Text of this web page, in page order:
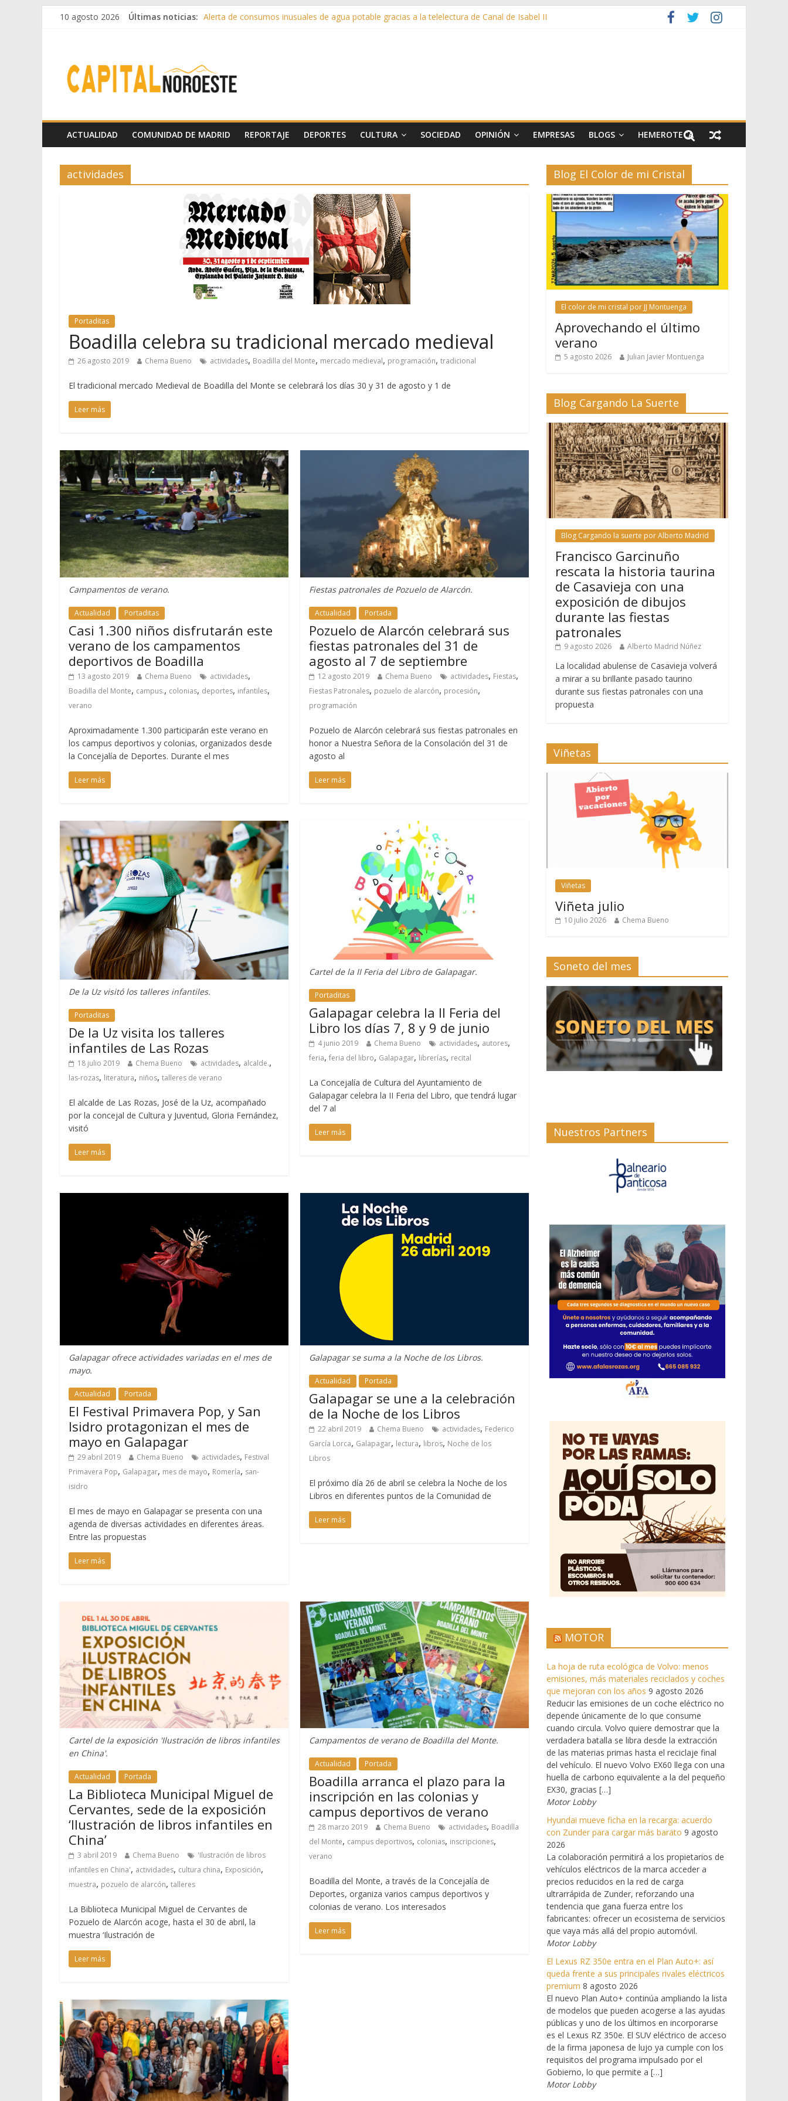
10 agosto 2026 Últimas noticias: Alerta de consumos inusuales de agua potable gracias a la telelectura de Canal de Isabel II
Boadilla destinó más de 11 millones de euros a ayudas y beneficios fiscales en 2025
ACTUALIDAD COMUNIDAD DE MADRID REPORTAJE DEPORTES CULTURA SOCIEDAD OPINIÓN EMPRESAS BLOGS HEMEROTECA
actividades
Portaditas
Boadilla celebra su tradicional mercado medieval
26 agosto 2019 Chema Bueno actividades, Boadilla del Monte, mercado medieval, programación, tradicional
El tradicional mercado Medieval de Boadilla del Monte se celebrará los días 30 y 31 de agosto y 1 de
Leer más
Campamentos de verano.
Actualidad Portaditas
Casi 1.300 niños disfrutarán este
verano de los campamentos
deportivos de Boadilla
13 agosto 2019 Chema Bueno actividades,
Boadilla del Monte, campus., colonias, deportes, infantiles,
verano
Aproximadamente 1.300 participarán este verano en
los campus deportivos y colonias, organizados desde
la Concejalía de Deportes. Durante el mes
Leer más
Fiestas patronales de Pozuelo de Alarcón.
Actualidad Portada
Pozuelo de Alarcón celebrará sus
fiestas patronales del 31 de
agosto al 7 de septiembre
12 agosto 2019 Chema Bueno actividades, Fiestas,
Fiestas Patronales, pozuelo de alarcón, procesión,
programación
Pozuelo de Alarcón celebrará sus fiestas patronales en
honor a Nuestra Señora de la Consolación del 31 de
agosto al
Leer más
De la Uz visitó los talleres infantiles.
Portaditas
De la Uz visita los talleres
infantiles de Las Rozas
18 julio 2019 Chema Bueno actividades, alcalde.,
las-rozas, literatura, niños, talleres de verano
El alcalde de Las Rozas, José de la Uz, acompañado
por la concejal de Cultura y Juventud, Gloria Fernández,
visitó
Leer más
Cartel de la II Feria del Libro de Galapagar.
Portaditas
Galapagar celebra la II Feria del
Libro los días 7, 8 y 9 de junio
4 junio 2019 Chema Bueno actividades, autores,
feria,feria del libro, Galapagar, librerías, recital
La Concejalía de Cultura del Ayuntamiento de
Galapagar celebra la II Feria del Libro, que tendrá lugar
del 7 al
Leer más
Galapagar ofrece actividades variadas en el mes de
mayo.
Actualidad Portada
El Festival Primavera Pop, y San
Isidro protagonizan el mes de
mayo en Galapagar
29 abril 2019 Chema Bueno actividades, Festival
Primavera Pop, Galapagar, mes de mayo, Romería, san-
isidro
El mes de mayo en Galapagar se presenta con una
agenda de diversas actividades en diferentes áreas.
Entre las propuestas
Leer más
Galapagar se suma a la Noche de los Libros.
Actualidad Portada
Galapagar se une a la celebración
de la Noche de los Libros
22 abril 2019 Chema Bueno actividades, Federico
García Lorca, Galapagar, lectura, libros, Noche de los
Libros
El próximo día 26 de abril se celebra la Noche de los
Libros en diferentes puntos de la Comunidad de
Leer más
Cartel de la exposición 'Ilustración de libros infantiles
en China'.
Actualidad Portada
La Biblioteca Municipal Miguel de
Cervantes, sede de la exposición
‘Ilustración de libros infantiles en
China’
3 abril 2019 Chema Bueno
'Ilustración de libros
infantiles en China', actividades, cultura china, Exposición,
muestra, pozuelo de alarcón, talleres
La Biblioteca Municipal Miguel de Cervantes de
Pozuelo de Alarcón acoge, hasta el 30 de abril, la
muestra ‘Ilustración de
Leer más
Campamentos de verano de Boadilla del Monte.
Actualidad Portada
Boadilla arranca el plazo para la
inscripción en las colonias y
campus deportivos de verano
28 marzo 2019 Chema Bueno actividades, Boadilla
del Monte, campus deportivos, colonias, inscripciones,
verano
Boadilla del Monte, a través de la Concejalía de
Deportes, organiza varios campus deportivos y
colonias de verano. Los interesados
Leer más
Blog El Color de mi Cristal
El color de mi cristal por JJ Montuenga
Aprovechando el último
verano
5 agosto 2026 Julian Javier Montuenga
Blog Cargando La Suerte
Blog Cargando la suerte por Alberto Madrid
Francisco Garcinuño
rescata la historia taurina
de Casavieja con una
exposición de dibujos
durante las fiestas
patronales
9 agosto 2026 Alberto Madrid Núñez
La localidad abulense de Casavieja volverá
a mirar a su brillante pasado taurino
durante sus fiestas patronales con una
propuesta
Viñetas
Viñetas
Viñeta julio
10 julio 2026 Chema Bueno
Soneto del mes
Nuestros Partners
MOTOR
La hoja de ruta ecológica de Volvo: menos
emisiones, más materiales reciclados y coches
que mejoran con los años 9 agosto 2026
Reducir las emisiones de un coche eléctrico no
depende únicamente de lo que consume
cuando circula. Volvo quiere demostrar que la
verdadera batalla se libra desde la extracción
de las materias primas hasta el reciclaje final
del vehículo. El nuevo Volvo EX60 llega con una
huella de carbono equivalente a la del pequeño
EX30, gracias […]
Motor Lobby
Hyundai mueve ficha en la recarga: acuerdo
con Zunder para cargar más barato 9 agosto
2026
La colaboración permitirá a los propietarios de
vehículos eléctricos de la marca acceder a
precios reducidos en la red de carga
ultrarrápida de Zunder, reforzando una
tendencia que gana fuerza entre los
fabricantes: ofrecer un ecosistema de servicios
que vaya más allá del propio automóvil.
Motor Lobby
El Lexus RZ 350e entra en el Plan Auto+: así
queda frente a sus principales rivales eléctricos
premium 8 agosto 2026
El nuevo Plan Auto+ continúa ampliando la lista
de modelos que pueden acogerse a las ayudas
públicas y uno de los últimos en incorporarse
es el Lexus RZ 350e. El SUV eléctrico de acceso
de la firma japonesa de lujo ya cumple con los
requisitos del programa impulsado por el
Gobierno, lo que permite a […]
Motor Lobby